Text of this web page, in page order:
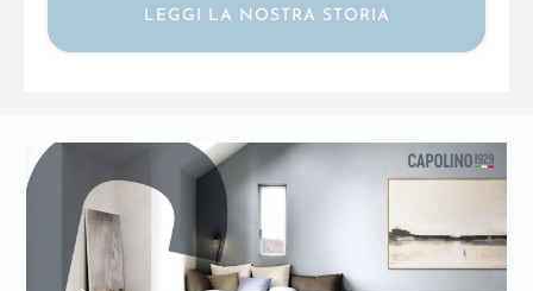
LEGGI LA NOSTRA STORIA